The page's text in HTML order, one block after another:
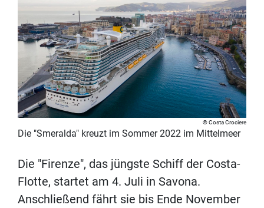
Costa Crociere
Die "Smeralda" kreuzt im Sommer 2022 im Mittelmeer
Die "Firenze", das jüngste Schiff der Costa-
Flotte, startet am 4. Juli in Savona.
Anschließend fährt sie bis Ende November